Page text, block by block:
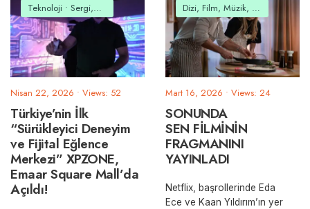
Teknoloji • Sergi,Tiyatro,Etkinlik
Nisan 22, 2026 • Views: 52
Türkiye’nin İlk
“Sürükleyici Deneyim
ve Fijital Eğlence
Merkezi” XPZONE,
Emaar Square Mall’da
Açıldı!
Dizi, Film, Müzik, Belgesel
Mart 16, 2026 • Views: 24
SONUNDA
SEN FİLMİNİN
FRAGMANINI
YAYINLADI
Netflix, başrollerinde Eda
Ece ve Kaan Yıldırım’ın yer